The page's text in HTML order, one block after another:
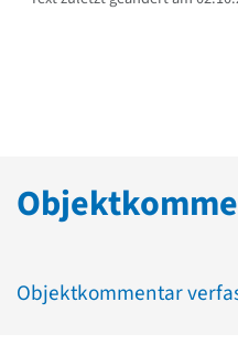
Objektkommentar